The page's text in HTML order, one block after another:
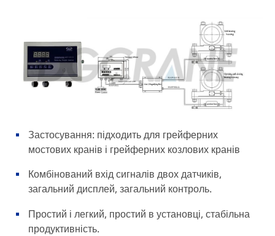
Застосування: підходить для грейферних
мостових кранів і грейферних козлових кранів
Комбінований вхід сигналів двох датчиків,
загальний дисплей, загальний контроль.
Простий і легкий, простий в установці, стабільна
продуктивність.